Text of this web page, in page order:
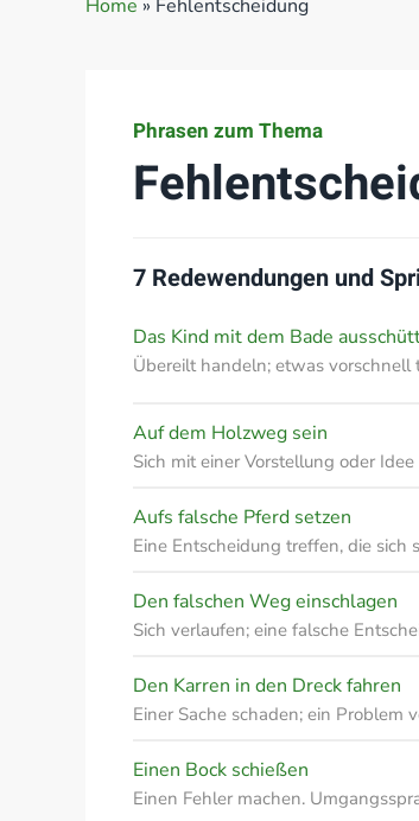
Home » Fehlentscheidung
Phrasen zum Thema
7 Redewendungen und
Das Kind mit dem Bade
Übereilt handeln; etwas vorschnell
Auf dem Holzweg sein
Sich mit einer Vorstellung oder
Aufs falsche Pferd setzen
Eine Entscheidung treffen, die sich
Den falschen Weg einschlagen
Sich verlaufen; eine falsche
Den Karren in den Dreck fahren
Einer Sache schaden; ein Problem
Einen Bock schießen
Einen Fehler machen.